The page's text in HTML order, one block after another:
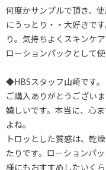
何度かサンプルで頂き、
にうっとり・・大好きで
り。気持ちよくスキンケ
ローションパックとして使
◆HBSスタッフ山崎です。
ご購入ありがとうござい
嬉しいです。本当に、心
よね。
トロッとした質感は、乾
たりです。ローションパ
様にもおすすめしたいく